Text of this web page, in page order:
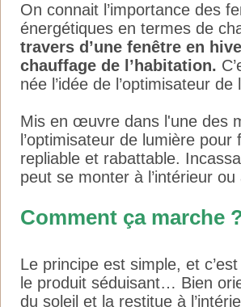
On connait l’importance des
énergétiques en termes de
travers d’une fenêtre en
chauffage de l’habitation.
née l’idée de l’optimisateur
Mis en œuvre dans l'une des
l’optimisateur de lumière
repliable et rabattable.
peut se monter à l’intérieur ou
Comment ça marche
Le principe est simple, et
le produit séduisant… Bien
du soleil et la restitue à